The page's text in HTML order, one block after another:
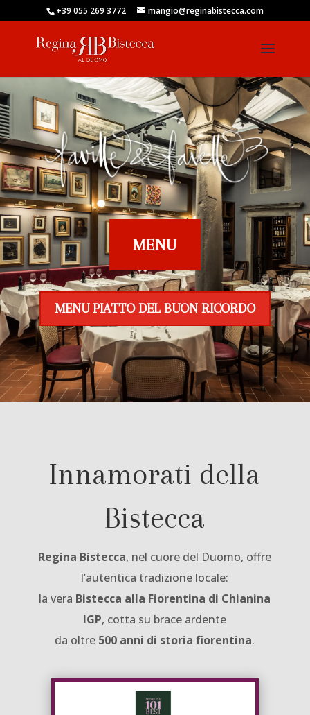
+39 055 269 3772 mangio@reginabistecca.com
MENU
MENU PIATTO DEL BUON RICORDO
Innamorati della
Bistecca
Regina Bistecca, nel cuore del Duomo, offre
l’autentica tradizione locale:
la vera Bistecca alla Fiorentina di Chianina
IGP, cotta su brace ardente
da oltre 500 anni di storia fiorentina.